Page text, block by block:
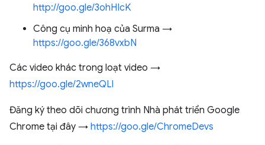
http://goo.gle/3ohHIcK
Công cụ minh hoạ của Surma →
https://goo.gle/368vxbN
Các video khác trong loạt video →
https://goo.gle/2wneQLl
Đăng ký theo dõi chương trình Nhà phát triển Google
Chrome tại đây → https://goo.gle/ChromeDevs